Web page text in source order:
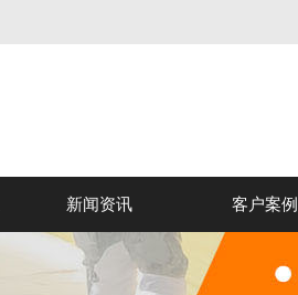
新闻资讯 客户案例